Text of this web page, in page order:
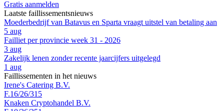
Gratis aanmelden
Laatste faillissementsnieuws
Moederbedrijf van Batavus en Sparta vraagt uitstel van betaling aan
5 aug
Failliet per provincie week 31 - 2026
3 aug
Zakelijk lenen zonder recente jaarcijfers uitgelegd
1 aug
Faillissementen in het nieuws
Irene's Catering B.V.
F.16/26/315
Knaken Cryptohandel B.V.